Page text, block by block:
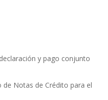
y pago conjunto
de Notas de Crédito para el